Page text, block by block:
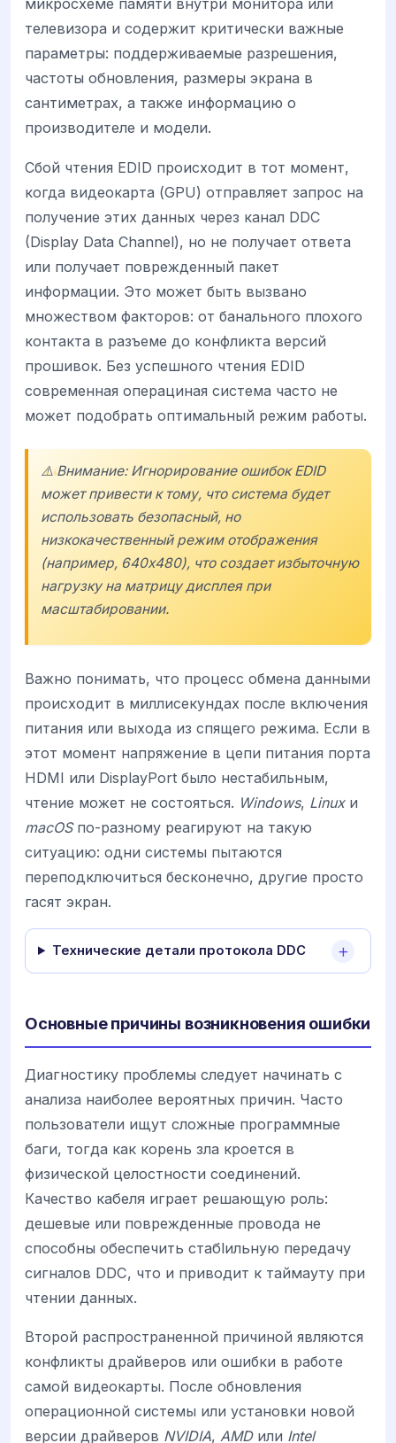
микросхеме памяти внутри монитора или
телевизора и содержит критически важные
параметры: поддерживаемые разрешения,
частоты обновления, размеры экрана в
сантиметрах, а также информацию о
производителе и модели.
Сбой чтения EDID происходит в тот момент,
когда видеокарта (GPU) отправляет запрос на
получение этих данных через канал DDC
(Display Data Channel), но не получает ответа
или получает поврежденный пакет
информации. Это может быть вызвано
множеством факторов: от банального плохого
контакта в разъеме до конфликта версий
прошивок. Без успешного чтения EDID
современная операциная система часто не
может подобрать оптимальный режим работы.
⚠️ Внимание: Игнорирование ошибок EDID
может привести к тому, что система будет
использовать безопасный, но
низкокачественный режим отображения
(например, 640x480), что создает избыточную
нагрузку на матрицу дисплея при
масштабировании.
Важно понимать, что процесс обмена данными
происходит в миллисекундах после включения
питания или выхода из спящего режима. Если в
этот момент напряжение в цепи питания порта
HDMI или DisplayPort было нестабильным,
чтение может не состояться. Windows, Linuxи
macOSпо-разному реагируют на такую
ситуацию: одни системы пытаются
переподключиться бесконечно, другие просто
гасят экран.
Технические детали протокола DDC
Основные причины возникновения ошибки
Диагностику проблемы следует начинать с
анализа наиболее вероятных причин. Часто
пользователи ищут сложные программные
баги, тогда как корень зла кроется в
физической целостности соединений.
Качество кабеля играет решающую роль:
дешевые или поврежденные провода не
способны обеспечить стабlильную передачу
сигналов DDC, что и приводит к таймауту при
чтении данных.
Второй распространенной причиной являются
конфликты драйверов или ошибки в работе
самой видеокарты. После обновления
операционной системы или установки новой
версии драйверов NVIDIA, AMDили Intel